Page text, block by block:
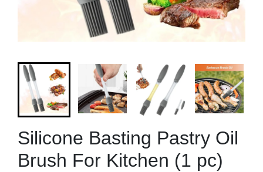
Silicone Basting Pastry Oil
Brush For Kitchen (1 pc)